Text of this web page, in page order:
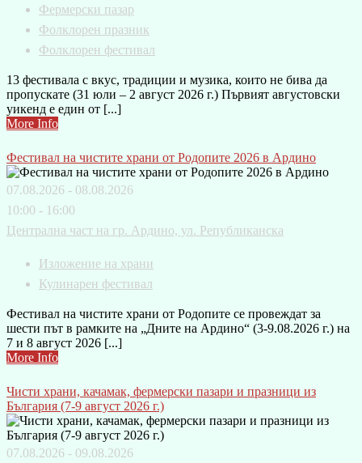
Фермерски пазар
Фолклорен празник
Фолклорен фестивал
13 фестивала с вкус, традиции и музика, които не бива да
пропускате (31 юли – 2 август 2026 г.) Първият августовски
уикенд е един от [...]
More Info
Фестивал на чистите храни от Родопите 2026 в Ардино
07.08.2026 - 08.08.2026
10:00 - 16:00
Централна част на гр. Ардино, ул. Републиканска
Изложение на храни
Кулинарен фестивал
Фестивал на чистите храни от Родопите се провеждат за
шести път в рамките на „Дните на Ардино“ (3-9.08.2026 г.) на
7 и 8 август 2026 [...]
More Info
Чисти храни, качамак, фермерски пазари и празници из
България (7-9 август 2026 г.)
07.08.2026 - 09.08.2026